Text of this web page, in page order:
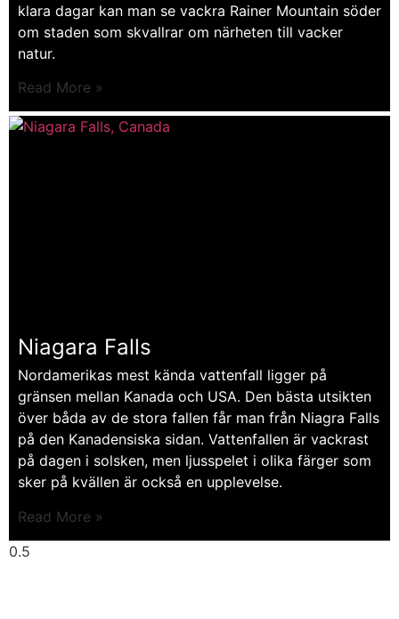
klara dagar kan man se vackra Rainer Mountain söder
om staden som skvallrar om närheten till vacker
natur.
Read More »
Niagara Falls
Nordamerikas mest kända vattenfall ligger på
gränsen mellan Kanada och USA. Den bästa utsikten
över båda av de stora fallen får man från Niagra Falls
på den Kanadensiska sidan. Vattenfallen är vackrast
på dagen i solsken, men ljusspelet i olika färger som
sker på kvällen är också en upplevelse.
Read More »